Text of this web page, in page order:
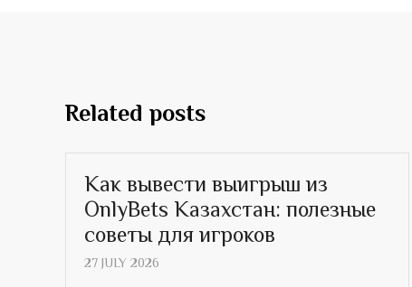
Related posts
Как вывести выигрыш из
OnlyBets Казахстан: полезные
советы для игроков
27 JULY 2026